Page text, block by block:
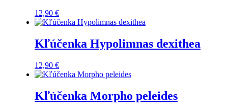
12,90 €
Kľúčenka Hypolimnas dexithea
12,90 €
Kľúčenka Morpho peleides